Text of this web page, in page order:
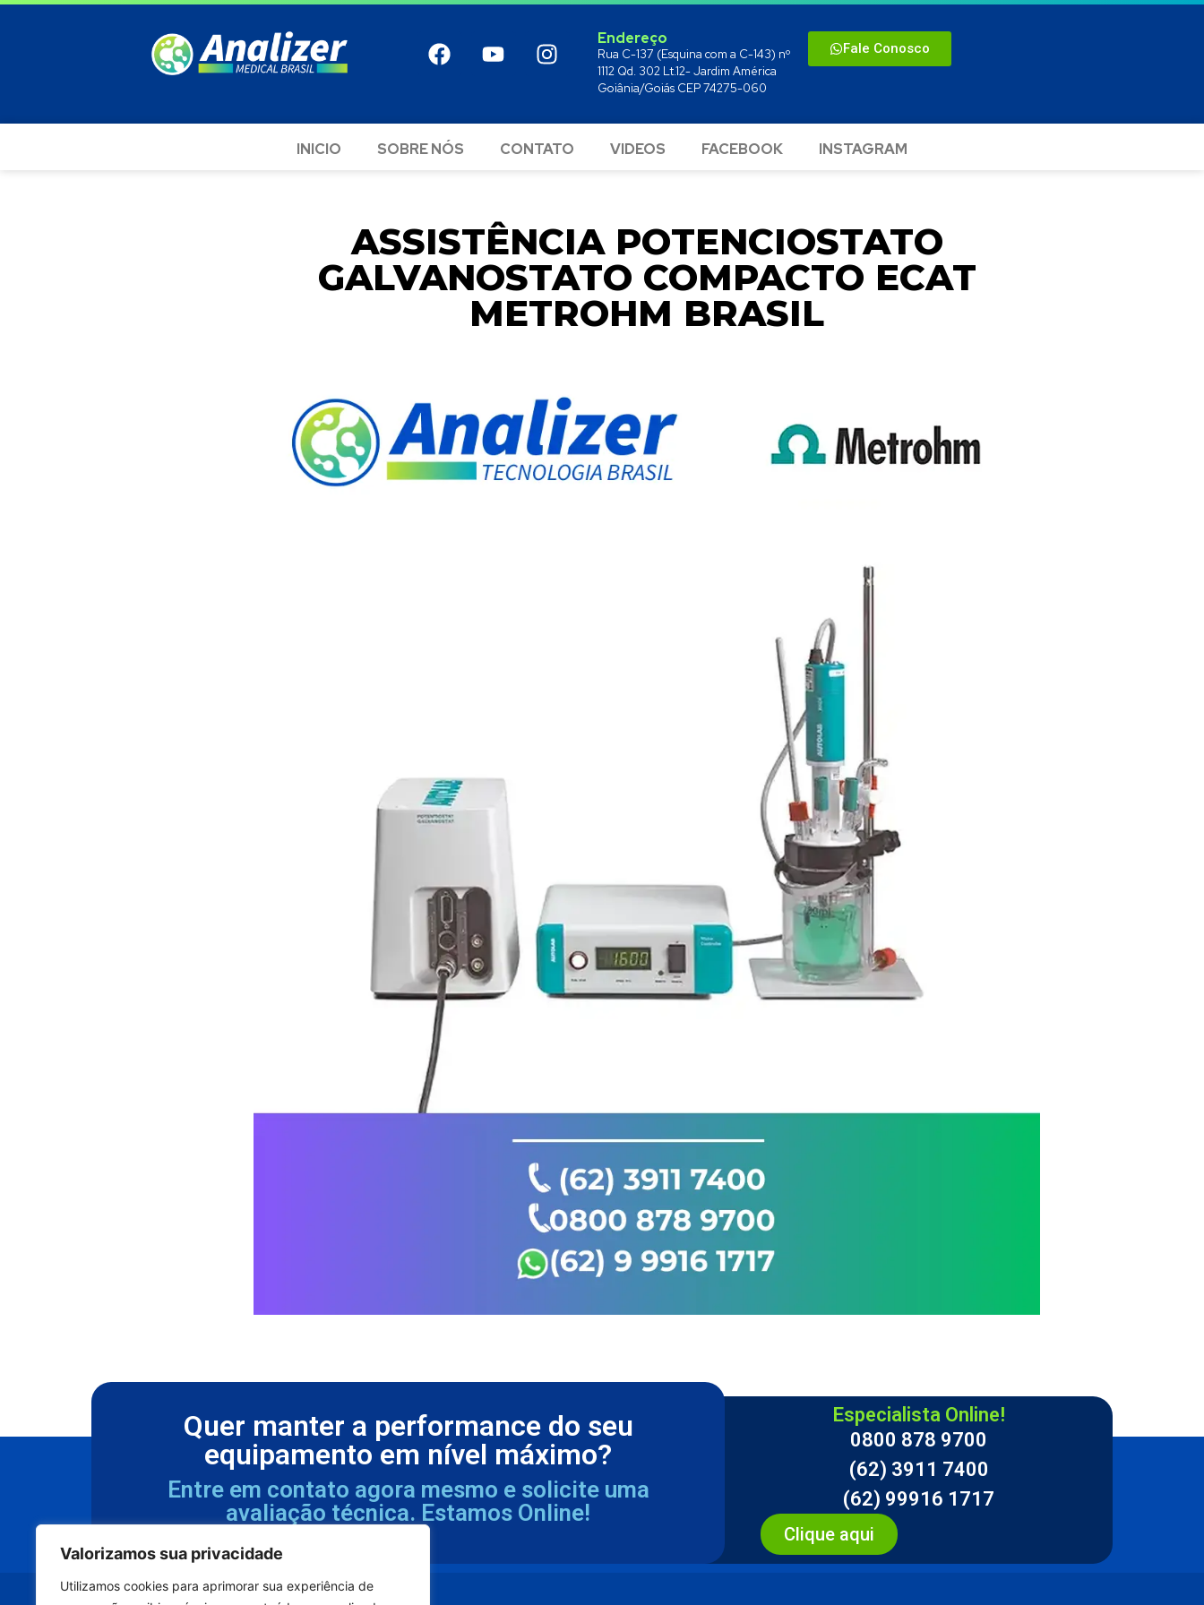
Valorizamos sua privacidade
Utilizamos cookies para aprimorar sua experiência de
Endereço
Rua C-137 (Esquina com a C-143) nº
1112 Qd. 302 Lt.12- Jardim América
Goiânia/Goiás CEP 74275-060
Fale Conosco
INICIO SOBRE NÓS CONTATO VIDEOS FACEBOOK INSTAGRAM
ASSISTÊNCIA POTENCIOSTATO
GALVANOSTATO COMPACTO ECAT
METROHM BRASIL
Quer manter a performance do seu
equipamento em nível máximo?
Entre em contato agora mesmo e solicite uma
avaliação técnica. Estamos Online!
Especialista Online!
0800 878 9700
(62) 3911 7400
(62) 99916 1717
Clique aqui